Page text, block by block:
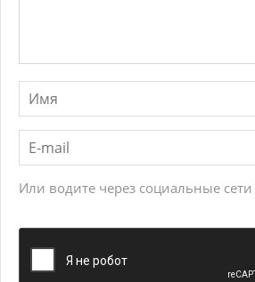
Или водите через социальные сети